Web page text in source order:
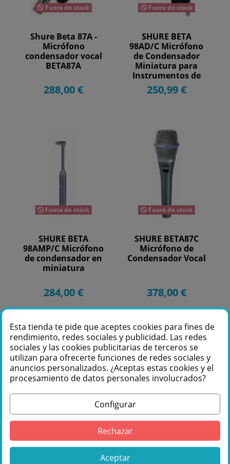
Fuera de stock
Shure Beta 87A -
Micrófono
condensador vocal
BETA87A
288,00 €
Fuera de stock
SHURE BETA
98AD/C Micrófono
de Condensador
Miniatura para
Instrumentos de
Percusión.
250,99 €
Fuera de stock
SHURE BETA
98AMP/C Micrófono
de condensador en
miniatura
284,00 €
Fuera de stock
SHURE BETA87C
Micrófono de
Condensador Vocal
378,00 €
Fuera de stock
Shure BLX1288
MX53E
Fuera de stock
SHURE BLX1288
SM58 Microfono
Esta tienda te pide que aceptes cookies para fines de
rendimiento, redes sociales y publicidad. Las redes
sociales y las cookies publicitarias de terceros se
utilizan para ofrecerte funciones de redes sociales y
anuncios personalizados. ¿Aceptas estas cookies y el
procesamiento de datos personales involucrados?
Configurar
Rechazar
Aceptar